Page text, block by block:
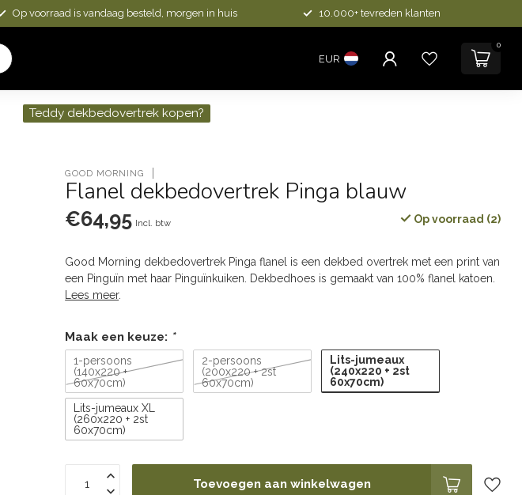
Op voorraad is vandaag besteld, morgen in huis 10.000+ tevreden klanten
EUR
0
Teddy dekbedovertrek kopen?
GOOD MORNING
Flanel dekbedovertrek Pinga blauw
€64,95 Incl. btw Op voorraad (2)
Good Morning dekbedovertrek Pinga flanel is een dekbed overtrek met een print van
een Pinguïn met haar Pinguïnkuiken. Dekbedhoes is gemaakt van 100% flanel katoen.
Lees meer.
Maak een keuze: *
1-persoons
(140x220 +
60x70cm)
2-persoons
(200x220 + 2st
60x70cm)
Lits-jumeaux
(240x220 + 2st
60x70cm)
Lits-jumeaux XL
(260x220 + 2st
60x70cm)
Toevoegen aan winkelwagen